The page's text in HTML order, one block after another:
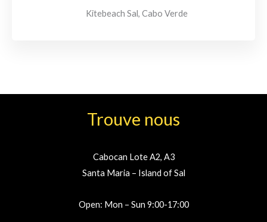
Kitebeach Sal, Cabo Verde
Trouve nous
Cabocan Lote A2, A3
Santa Maria – Island of Sal
Open: Mon – Sun 9:00-17:00